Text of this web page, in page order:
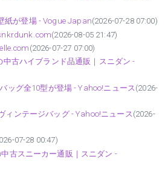
紙が登場 - Vogue Japan(2026-07-28 07:00)
(2026-08-05 21:47)
(2026-07-27 07:00)
中古ハイブランド品通販｜スニダン -
ッグ全10型が登場 - Yahoo!ニュース(2026-
ィンテージバッグ - Yahoo!ニュース (2026-
07-28 00:47)
古スニーカー通販｜スニダン -